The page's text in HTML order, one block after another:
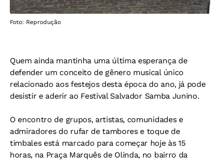
Foto: Reprodução
Quem ainda mantinha uma última esperança de
defender um conceito de gênero musical único
relacionado aos festejos desta época do ano, já pode
desistir e aderir ao Festival Salvador Samba Junino.
O encontro de grupos, artistas, comunidades e
admiradores do rufar de tambores e toque de
timbales está marcado para começar hoje às 15
horas, na Praça Marquês de Olinda, no bairro da